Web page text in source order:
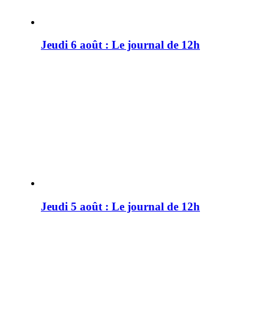
Jeudi 6 août : Le journal de 12h
Jeudi 5 août : Le journal de 12h